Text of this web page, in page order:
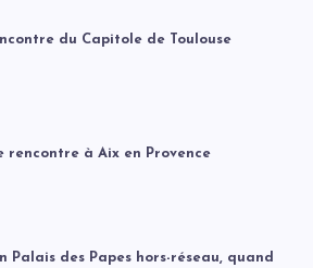
du Capitole de Toulouse
rencontre à Aix en Provence
Palais des Papes hors-réseau, quand